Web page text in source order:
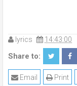
lyrics 14:43:00
Share to:
Print
Email